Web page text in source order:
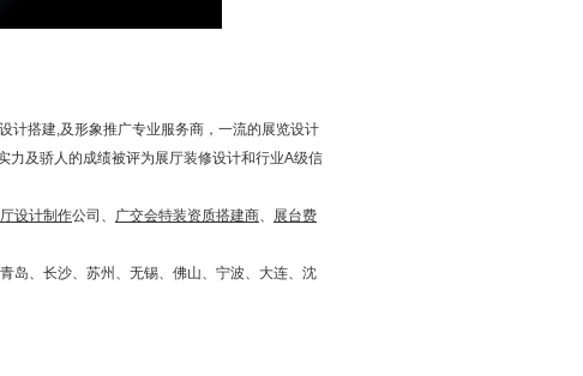
计搭建,及形象推广专业服务商，一流的展览设计
力及骄人的成绩被评为展厅装修设计和行业A级信
设计制作公司、 广交会特装资质搭建商、 展台费
岛、长沙、苏州、无锡、佛山、宁波、大连、沈